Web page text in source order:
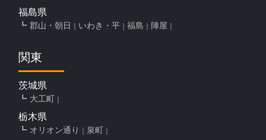
福島県
郡山・朝日 いわき・平 福島 陣屋
関東
茨城県
大工町
栃木県
オリオン通り 泉町